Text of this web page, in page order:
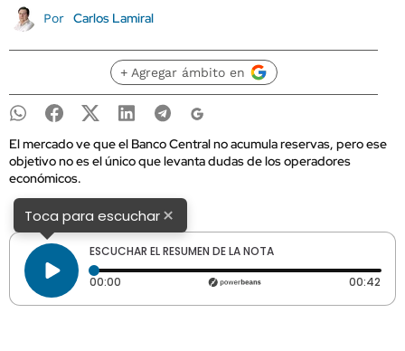
Por Carlos Lamiral
+ Agregar ámbito en
El mercado ve que el Banco Central no acumula reservas, pero ese
objetivo no es el único que levanta dudas de los operadores
económicos.
Toca para escuchar×
ESCUCHAR EL RESUMEN DE LA NOTA
00:00 Tiempo transcurrido: 0 segundos 00:42